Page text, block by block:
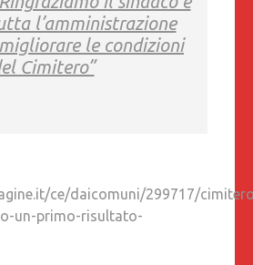
l’amministrazione
le condizioni
Cimitero”
ce/daicomuni/299717/
un-primo-risultato-